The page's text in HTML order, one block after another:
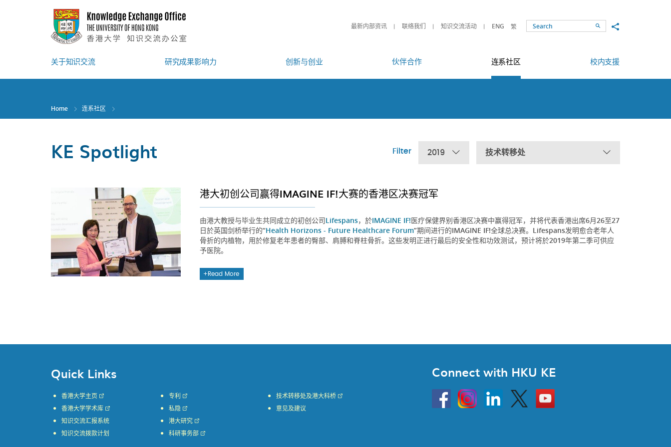
最新内部资讯 联络我们 知识交流活动 ENG 繁 SearchShare to
关于知识交流 研究成果影响力 创新与创业 伙伴合作 连系社区 校内支援
Home 连系社区
KE Spotlight Filter 2019 技术转移处
港大初创公司赢得IMAGINE IF!大赛的香港区决赛冠军
由港大教授与毕业生共同成立的初创公司Lifespans，於IMAGINE IF!医疗保健界别香港区决赛中赢得冠军，并将代表香港出席6月26至27
日於英国剑桥举行的“Health Horizons - Future Healthcare Forum”期间进行的IMAGINE IF!全球总决赛。Lifespans发明愈合老年人
骨折的内植物，用於修复老年患者的臀部、肩膊和脊柱骨折。这些发明正进行最后的安全性和功效测试，预计将於2019年第二季可供应
予医院。
Read More
Quick Links
香港大学主页
香港大学学术库
知识交流汇报系统
知识交流拨款计划
专利
私隐
港大研究
科研事务部
技术转移处及港大科桥
意见及建议
Connect with HKU KE
HKU
InstagramLinkedin Twitter
Go
to
HKU